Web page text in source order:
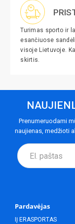
Turimas sporto ir
esančiuose
visoje Lietuvoje.
skirtis.
Prenumeruodami
naujienas, medžioti
Pardavėjas
IĮ ERASPORTAS